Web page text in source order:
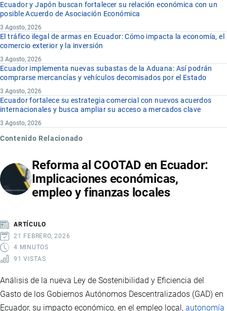
Ecuador y Japón buscan fortalecer su relación económica con un
posible Acuerdo de Asociación Económica
3 Agosto, 2026
El tráfico ilegal de armas en Ecuador: Cómo impacta la economía, el
comercio exterior y la inversión
3 Agosto, 2026
Ecuador implementa nuevas subastas de la Aduana: Así podrán
comprarse mercancías y vehículos decomisados por el Estado
3 Agosto, 2026
Ecuador fortalece su estrategia comercial con nuevos acuerdos
internacionales y busca ampliar su acceso a mercados clave
3 Agosto, 2026
Contenido Relacionado
Reforma al COOTAD en Ecuador:
Implicaciones económicas,
empleo y finanzas locales
ARTÍCULO
21 FEBRERO, 2026
4 MINUTOS
91 VISTAS
Análisis de la nueva Ley de Sostenibilidad y Eficiencia del
Gasto de los Gobiernos Autónomos Descentralizados (GAD) en
Ecuador, su impacto económico, en el empleo local, autonomía